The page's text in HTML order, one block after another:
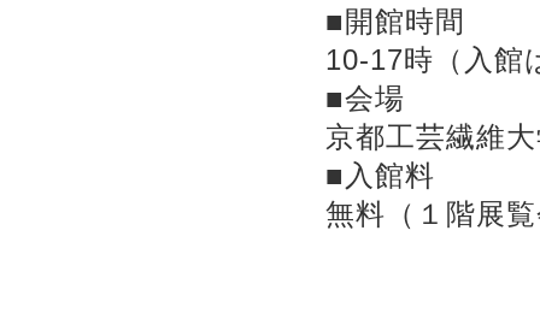
■開館時間
10-17時（入館
■会場
京都工芸繊維
■入館料
無料（１階展